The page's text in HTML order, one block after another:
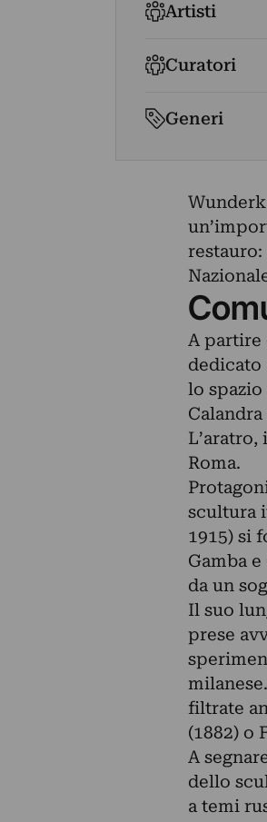
Artisti
Curatori
Generi
restauro:
A partire
dedicato
lo
Roma.
scultura
1915) si
Gamba
da un
Il suo
prese
filtrate
(1882) o
A
dello
a temi